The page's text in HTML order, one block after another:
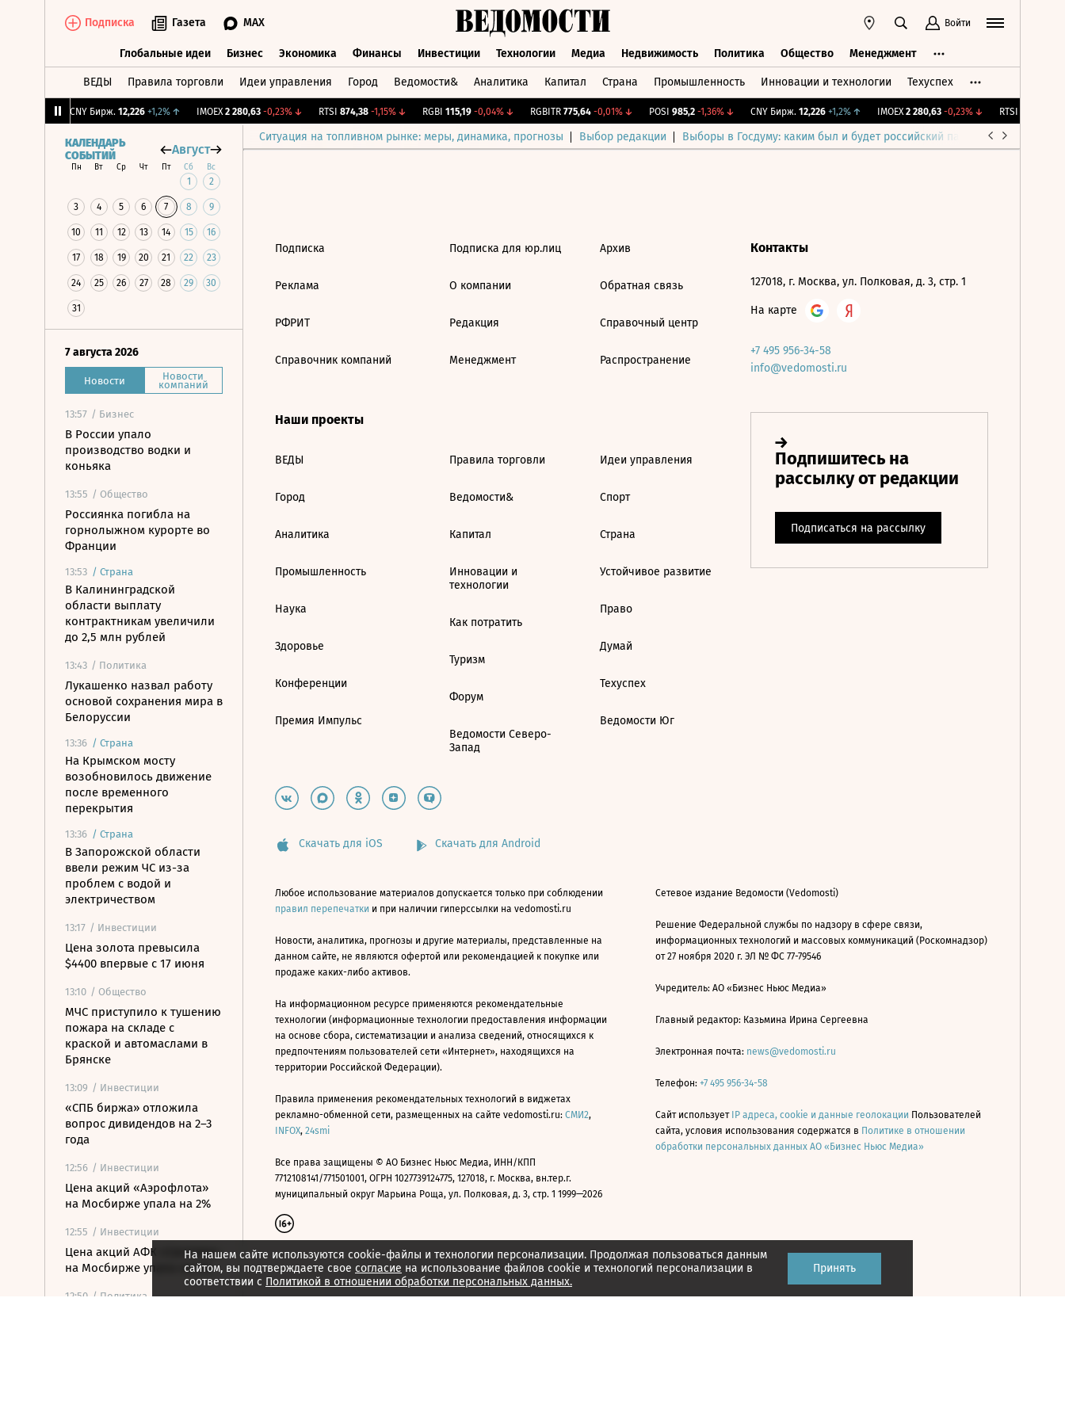
Подписка Газета MAX Войти
Глобальные идеи Бизнес Экономика Финансы Инвестиции Технологии Медиа Недвижимость Политика Общество Менеджмент
ВЕДЫ Правила торговли Идеи управления Город Ведомости& Аналитика Капитал Страна Промышленность Инновации и технологии Техуспех
CNY Бирж. 12,226 +1,2%↑ IMOEX 2 280,63 -0,23%↓ RTSI 874,38 -1,15%↓ RGBI 115,19 -0,04%↓ RGBITR 775,64 -0,01%↓ POSI 985,2 -1,36%↓ CNY Бирж. 12,226 +1,2%↑ IMOEX 2 280,63 -0,23%↓ RTSI 874,38
Ситуация на топливном рынке: меры, динамика, прогнозы Выбор редакции Выборы в Госдуму: каким был и будет российский парламент
КАЛЕНДАРЬ
СОБЫТИЙ
Август
Пн Вт Ср Чт Пт Сб Вс
1 2
3 4 5 6 7 8 9
10 11 12 13 14 15 16
17 18 19 20 21 22 23
24 25 26 27 28 29 30
31
7 августа 2026
Новости Новости
компаний
13:57 / Бизнес
В России упало
производство водки и
коньяка
13:55 / Общество
Россиянка погибла на
горнолыжном курорте во
Франции
13:53 / Страна
В Калининградской
области выплату
контрактникам увеличили
до 2,5 млн рублей
13:43 / Политика
Лукашенко назвал работу
основой сохранения мира в
Белоруссии
13:36 / Страна
На Крымском мосту
возобновилось движение
после временного
перекрытия
13:36 / Страна
В Запорожской области
ввели режим ЧС из-за
проблем с водой и
электричеством
13:17 / Инвестиции
Цена золота превысила
$4400 впервые с 17 июня
13:10 / Общество
МЧС приступило к тушению
пожара на складе с
краской и автомаслами в
Брянске
13:09 / Инвестиции
«СПБ биржа» отложила
вопрос дивидендов на 2–3
года
12:56 / Инвестиции
Цена акций «Аэрофлота»
на Мосбирже упала на 2%
12:55 / Инвестиции
Цена акций АФК «Система»
на Мосбирже упала на 2%
12:50 / Политика
На нашем сайте используются cookie-файлы и технологии персонализации. Продолжая пользоваться данным
сайтом, вы подтверждаете свое согласие на использование файлов cookie и технологий персонализации в
соответствии с Политикой в отношении обработки персональных данных.
Принять
Подписка
Реклама
РФРИТ
Справочник компаний
Подписка для юр.лиц
О компании
Редакция
Менеджмент
Архив
Обратная связь
Справочный центр
Распространение
Наши проекты
ВЕДЫ
Город
Аналитика
Промышленность
Наука
Здоровье
Конференции
Премия Импульс
Правила торговли
Ведомости&
Капитал
Инновации и
технологии
Как потратить
Туризм
Форум
Ведомости Северо-
Запад
Идеи управления
Спорт
Страна
Устойчивое развитие
Право
Думай
Техуспех
Ведомости Юг
Контакты
127018, г. Москва, ул. Полковая, д. 3, стр. 1
На карте
+7 495 956-34-58
info@vedomosti.ru
Скачать для iOS Скачать для Android
Любое использование материалов допускается только при соблюдении
правил перепечатки и при наличии гиперссылки на vedomosti.ru
Новости, аналитика, прогнозы и другие материалы, представленные на
данном сайте, не являются офертой или рекомендацией к покупке или
продаже каких-либо активов.
На информационном ресурсе применяются рекомендательные
технологии (информационные технологии предоставления информации
на основе сбора, систематизации и анализа сведений, относящихся к
предпочтениям пользователей сети «Интернет», находящихся на
территории Российской Федерации).
Правила применения рекомендательных технологий в виджетах
рекламно-обменной сети, размещенных на сайте vedomosti.ru: СМИ2,
INFOX, 24smi
Все права защищены © АО Бизнес Ньюс Медиа, ИНН/КПП
7712108141/771501001, ОГРН 1027739124775, 127018, г. Москва, вн.тер.г.
муниципальный округ Марьина Роща, ул. Полковая, д. 3, стр. 1 1999—2026
Сетевое издание Ведомости (Vedomosti)
Решение Федеральной службы по надзору в сфере связи,
информационных технологий и массовых коммуникаций (Роскомнадзор)
от 27 ноября 2020 г. ЭЛ № ФС 77-79546
Учредитель: АО «Бизнес Ньюс Медиа»
Главный редактор: Казьмина Ирина Сергеевна
Электронная почта: news@vedomosti.ru
Телефон: +7 495 956-34-58
Сайт использует IP адреса, cookie и данные геолокации Пользователей
сайта, условия использования содержатся в Политике в отношении
обработки персональных данных АО «Бизнес Ньюс Медиа»